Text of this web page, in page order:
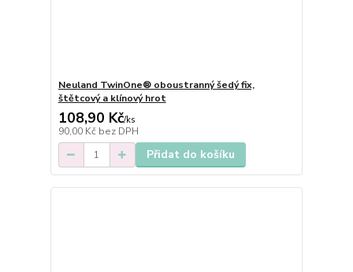
Neuland TwinOne® oboustranný šedý fix,
štětcový a klínový hrot
108,90 Kč/ks
90,00 Kč bez DPH
Přidat do košíku